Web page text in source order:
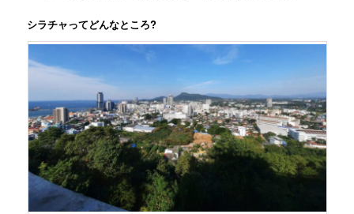
シラチャってどんなところ?